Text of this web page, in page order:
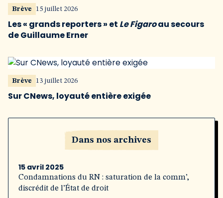
Brève 15 juillet 2026
Les « grands reporters » et Le Figaroau secours
de Guillaume Erner
Brève 13 juillet 2026
Sur CNews, loyauté entière exigée
Dans nos archives
15 avril 2025
Condamnations du RN : saturation de la comm’,
discrédit de l’État de droit